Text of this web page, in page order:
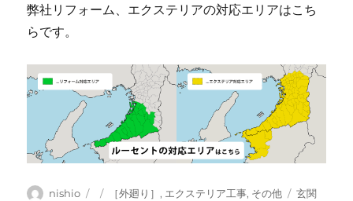
弊社リフォーム、エクステリアの対応エリアはこち
らです。
投
nishio
投
カ［外廻り］, エクステリア工事, その他
タ
玄関